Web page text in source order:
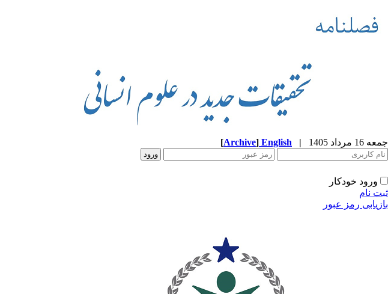
جمعه 16 مرداد 1405 |
English
[Archive]
ورود خودکار
ثبت نام
بازیابی رمز عبور